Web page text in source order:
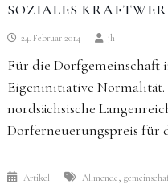
SOZIALES
24. Februar 2014 jh
Für die Dorfgemeinschaft
Eigeninitiative Normalität.
nordsächsische
Dorferneuerungspreis für
Artikel Allmende,